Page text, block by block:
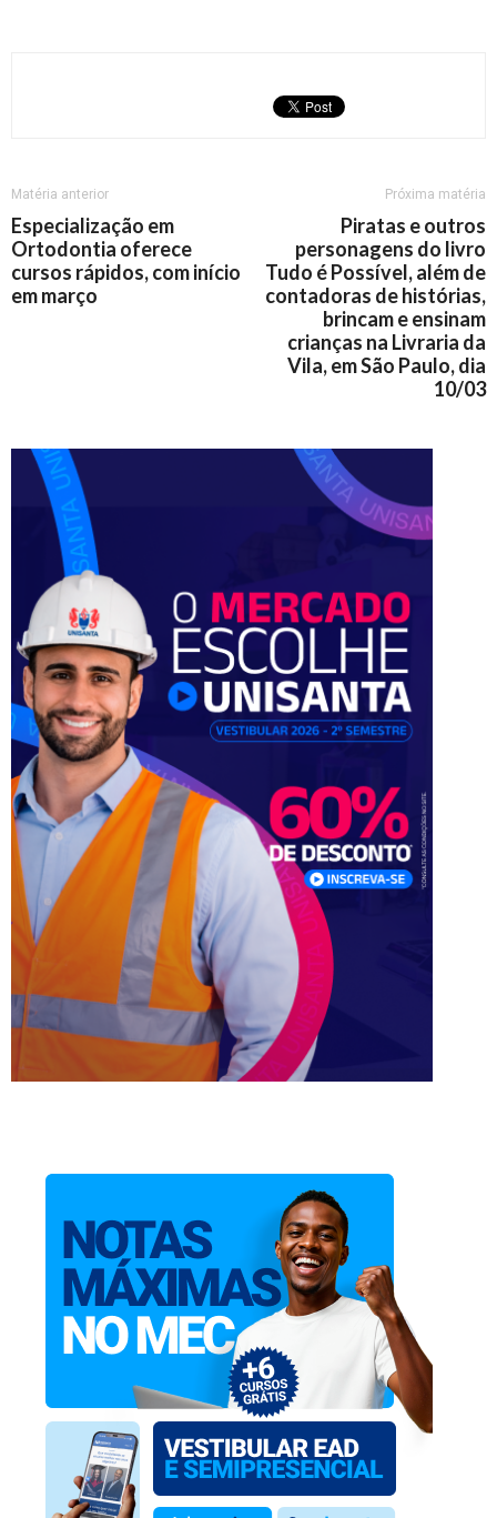
Matéria anterior
Especialização em
Ortodontia oferece
cursos rápidos, com início
em março
Próxima matéria
Piratas e outros
personagens do livro
Tudo é Possível, além de
contadoras de histórias,
brincam e ensinam
crianças na Livraria da
Vila, em São Paulo, dia
10/03